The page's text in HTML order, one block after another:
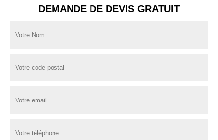
DEMANDE DE DEVIS GRATUIT